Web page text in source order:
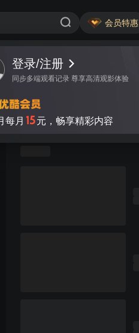
会员特惠
登录/注册
同步多端观看记录 尊享高清观影体验
每月 15元，畅享精彩内容